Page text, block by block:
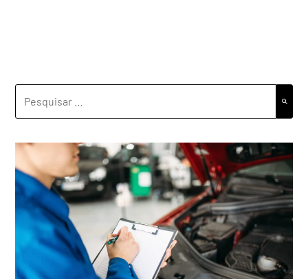
POR: